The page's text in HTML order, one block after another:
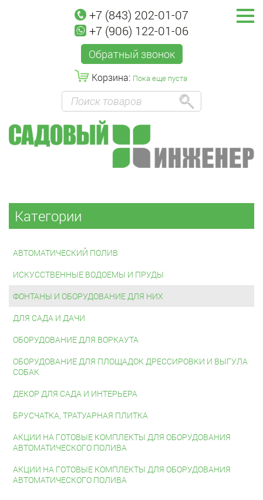
+7 (843) 202-01-07
+7 (906) 122-01-06
Обратный звонок
Корзина: Пока еще пуста
Категории
АВТОМАТИЧЕСКИЙ ПОЛИВ
ИСКУССТВЕННЫЕ ВОДОЕМЫ И ПРУДЫ
ФОНТАНЫ И ОБОРУДОВАНИЕ ДЛЯ НИХ
ДЛЯ САДА И ДАЧИ
ОБОРУДОВАНИЕ ДЛЯ ВОРКАУТА
ОБОРУДОВАНИЕ ДЛЯ ПЛОЩАДОК ДРЕССИРОВКИ И ВЫГУЛА
СОБАК
ДЕКОР ДЛЯ САДА И ИНТЕРЬЕРА
БРУСЧАТКА, ТРАТУАРНАЯ ПЛИТКА
АКЦИИ НА ГОТОВЫЕ КОМПЛЕКТЫ ДЛЯ ОБОРУДОВАНИЯ
АВТОМАТИЧЕСКОГО ПОЛИВА
АКЦИИ НА ГОТОВЫЕ КОМПЛЕКТЫ ДЛЯ ОБОРУДОВАНИЯ
АВТОМАТИЧЕСКОГО ПОЛИВА